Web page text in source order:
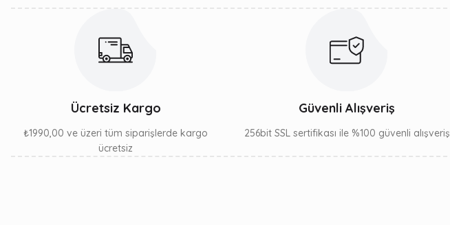
Ücretsiz Kargo
₺1990,00 ve üzeri tüm siparişlerde kargo
ücretsiz
Güvenli Alışveriş
256bit SSL sertifikası ile %100 güvenli alışveriş